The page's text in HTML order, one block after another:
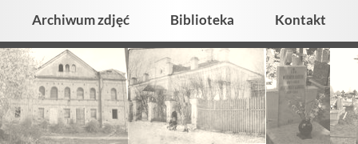
Archiwum zdjęć
Biblioteka Kontakt